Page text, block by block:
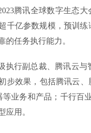
腾讯全球数字生态
千亿参数规模，预训
的任务执行能力。
执行副总裁、腾讯云
步效果，包括腾讯云
等业务和产品；千行百
应用。